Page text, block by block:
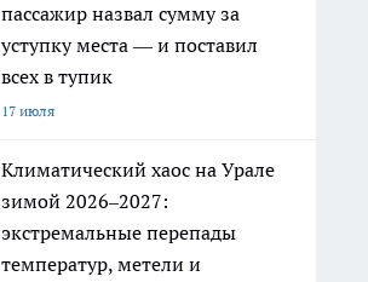
пассажир назвал сумму за
уступку места — и поставил
всех в тупик
17 июля
Климатический хаос на Урале
зимой 2026–2027:
экстремальные перепады
температур, метели и